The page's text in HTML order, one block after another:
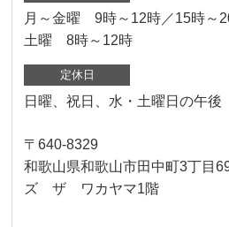
月～金曜 9時～12時／15時～
土曜 8時～12時
定休日
日曜、祝日、水・土曜日の午後
〒640-8329
和歌山県和歌山市田中町3丁目
ズ ザ ワカヤマ1階